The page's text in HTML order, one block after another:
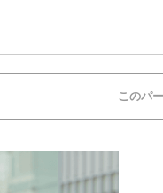
このパ